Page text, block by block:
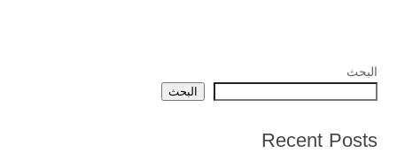
البحث
البحث
Recent Posts